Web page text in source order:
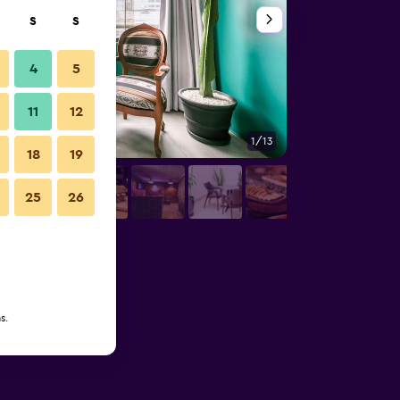
1/13
S S
4 5
11 12
18 19
25 26